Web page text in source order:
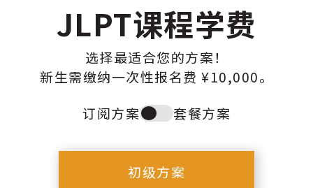
JLPT课程学费
选择最适合您的方案！
新生需缴纳一次性报名费 ¥10,000。
订阅方案
Toggle
type
套餐方案
最受欢迎！
初级方案